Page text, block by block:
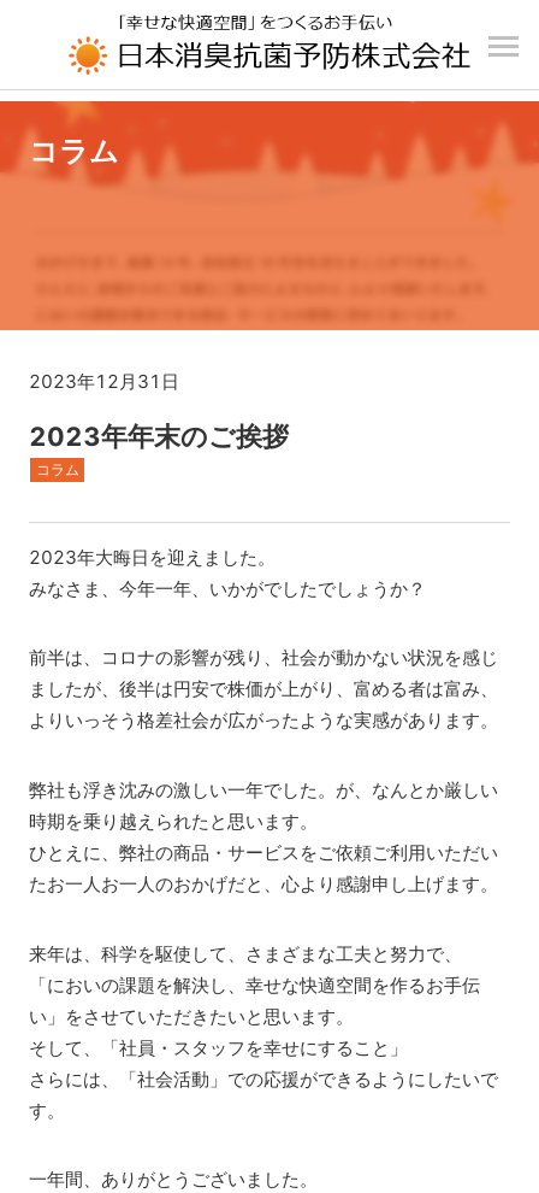
UA-196110426-1
コラム
2023年12月31日
2023年年末のご挨拶
コラム
2023年大晦日を迎えました。
みなさま、今年一年、いかがでしたでしょうか？
前半は、コロナの影響が残り、社会が動かない状況を感じ
ましたが、後半は円安で株価が上がり、富める者は富み、
よりいっそう格差社会が広がったような実感があります。
弊社も浮き沈みの激しい一年でした。が、なんとか厳しい
時期を乗り越えられたと思います。
ひとえに、弊社の商品・サービスをご依頼ご利用いただい
たお一人お一人のおかげだと、心より感謝申し上げます。
来年は、科学を駆使して、さまざまな工夫と努力で、
「においの課題を解決し、幸せな快適空間を作るお手伝
い」をさせていただきたいと思います。
そして、「社員・スタッフを幸せにすること」
さらには、「社会活動」での応援ができるようにしたいで
す。
一年間、ありがとうございました。